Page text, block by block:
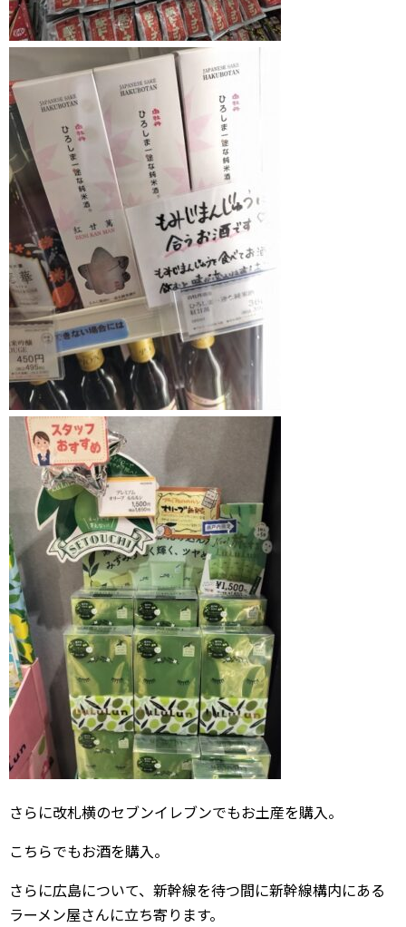
さらに改札横のセブンイレブンでもお土産を購入。
こちらでもお酒を購入。
さらに広島について、新幹線を待つ間に新幹線構内にある
ラーメン屋さんに立ち寄ります。